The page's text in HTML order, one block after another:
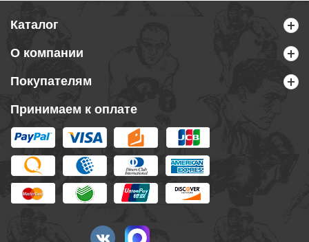
Каталог
О компании
Покупателям
Принимаем к оплате